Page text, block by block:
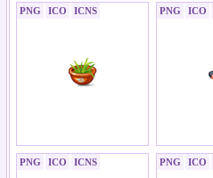
PNG ICO ICNS PNG ICO
PNG ICO ICNS PNG ICO